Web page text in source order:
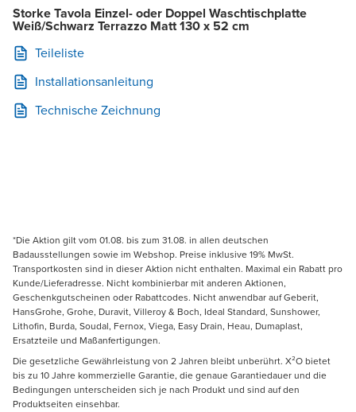
Storke Tavola Einzel- oder Doppel Waschtischplatte
Weiß/Schwarz Terrazzo Matt 130 x 52 cm
Teileliste
Installationsanleitung
Technische Zeichnung
*Die Aktion gilt vom 01.08. bis zum 31.08. in allen deutschen
Badausstellungen sowie im Webshop. Preise inklusive 19% MwSt.
Transportkosten sind in dieser Aktion nicht enthalten. Maximal ein Rabatt pro
Kunde/Lieferadresse. Nicht kombinierbar mit anderen Aktionen,
Geschenkgutscheinen oder Rabattcodes. Nicht anwendbar auf Geberit,
HansGrohe, Grohe, Duravit, Villeroy & Boch, Ideal Standard, Sunshower,
Lithofin, Burda, Soudal, Fernox, Viega, Easy Drain, Heau, Dumaplast,
Ersatzteile und Maßanfertigungen.
Die gesetzliche Gewährleistung von 2 Jahren bleibt unberührt. X²O bietet
bis zu 10 Jahre kommerzielle Garantie, die genaue Garantiedauer und die
Bedingungen unterscheiden sich je nach Produkt und sind auf den
Produktseiten einsehbar.